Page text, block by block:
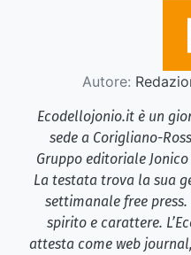
Autore:
Ecodellojonio.it è un
sede a Corigliano-
Gruppo editoriale
La testata trova la sua
settimanale free
spirito e carattere.
attesta come web